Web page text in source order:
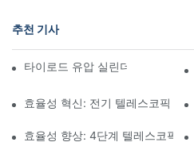
추천 기사
타이로드 유압 실린더의 기능과
효율성 혁신: 전기 텔레스코픽 실
효율성 향상: 4단계 텔레스코픽